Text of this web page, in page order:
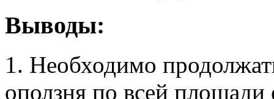
Выводы:
1. Необходимо
оползня по всей площади